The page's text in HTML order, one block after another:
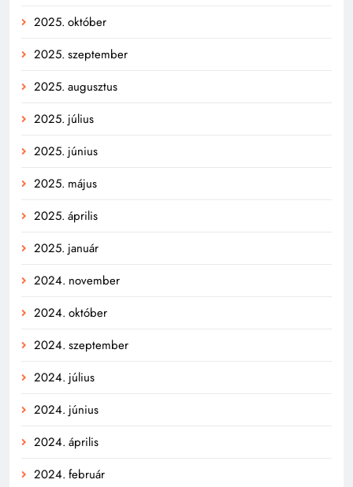
2025. október
2025. szeptember
2025. augusztus
2025. július
2025. június
2025. május
2025. április
2025. január
2024. november
2024. október
2024. szeptember
2024. július
2024. június
2024. április
2024. február